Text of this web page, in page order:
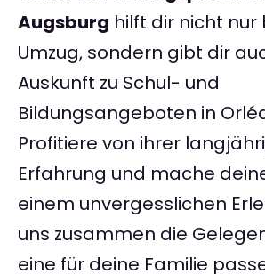
Augsburg hilft dir nicht nur
Umzug, sondern gibt dir
Auskunft zu Schul- und
Bildungsangeboten in
Profitiere von ihrer
Erfahrung und mache
einem unvergesslichen
uns zusammen die
eine für deine Familie